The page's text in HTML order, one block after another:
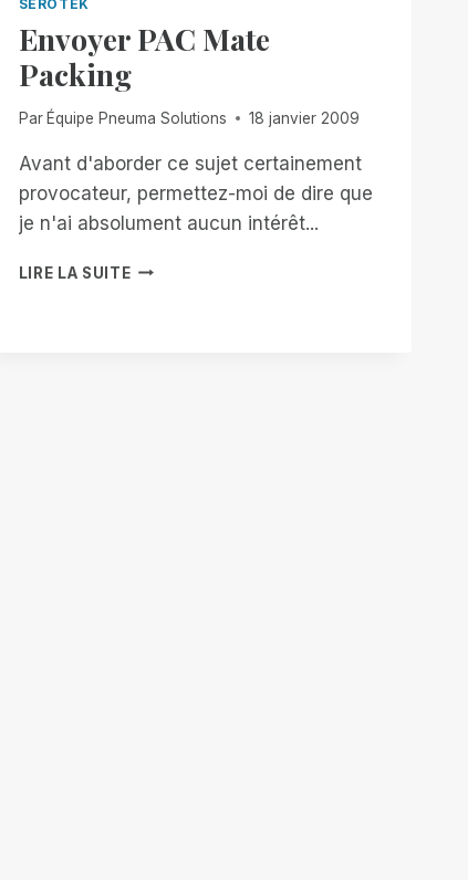
SEROTEK
Envoyer PAC Mate
Packing
Par Équipe Pneuma Solutions 18 janvier 2009
Avant d'aborder ce sujet certainement
provocateur, permettez-moi de dire que
je n'ai absolument aucun intérêt...
LIRE LA SUITEENVOYER